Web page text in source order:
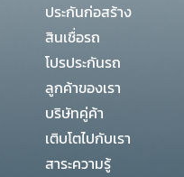
ประกันก่อสร้าง
สินเชื่อรถ
โปรประกันรถ
ลูกค้าของเรา
บริษัทคู่ค้า
เติบโตไปกับเรา
สาระความรู้